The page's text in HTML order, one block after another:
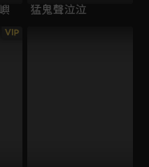
猛鬼聲泣泣
VIP